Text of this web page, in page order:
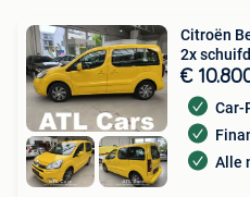
Citroën
2x
€
Car-
Alle